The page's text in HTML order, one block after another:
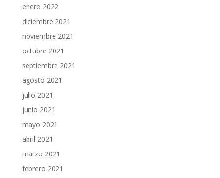
enero 2022
diciembre 2021
noviembre 2021
octubre 2021
septiembre 2021
agosto 2021
julio 2021
junio 2021
mayo 2021
abril 2021
marzo 2021
febrero 2021